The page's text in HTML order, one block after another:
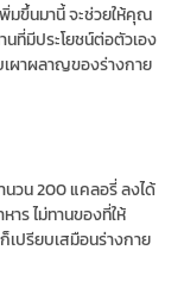
มขึ้นมานี้ จะช่วยให้คุณ
ที่มีประโยชน์ต่อตัวเอง
ผาผลาญของร่างกาย
นวน 200 แคลอรี่ ลงได้
าร ไม่ทานของที่ให้
เปรียบเสมือนร่างกาย